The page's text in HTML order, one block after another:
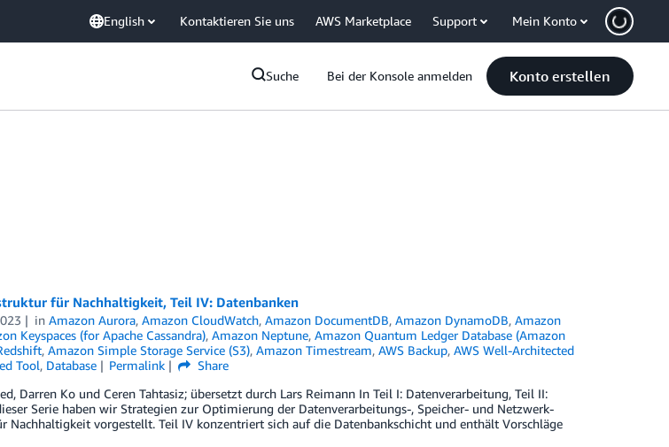
English Kontaktieren Sie uns AWS Marketplace Support Mein Konto
Suche Bei der Konsole anmelden Konto erstellen
für Nachhaltigkeit, Teil IV: Datenbanken
inAmazon Aurora,Amazon CloudWatch,Amazon DocumentDB,Amazon DynamoDB,Amazon
Keyspaces (for Apache Cassandra), Amazon Neptune, Amazon Quantum Ledger Database (Amazon
, Amazon Simple Storage Service (S3), Amazon Timestream, AWS Backup, AWS Well-Architected
Tool, Database Permalink
Share
Darren Ko und Ceren Tahtasiz; übersetzt durch Lars Reimann In Teil I: Datenverarbeitung, Teil II:
Serie haben wir Strategien zur Optimierung der Datenverarbeitungs-, Speicher- und Netzwerk-
Nachhaltigkeit vorgestellt. Teil IV konzentriert sich auf die Datenbankschicht und enthält Vorschläge